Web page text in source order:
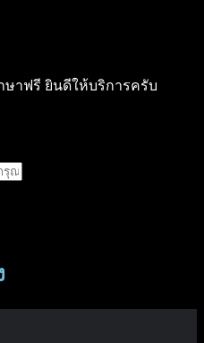
ษาฟรี ยินดีให้บริการครับ